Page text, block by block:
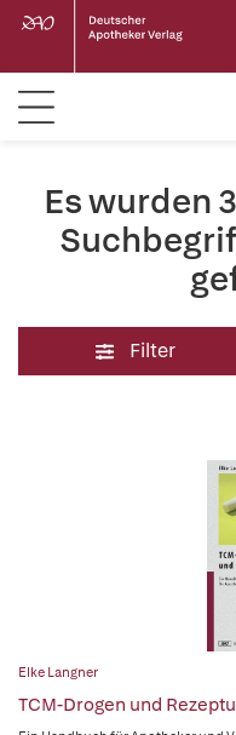
Es wurden
Filter
Elke Langner
TCM-Drogen und